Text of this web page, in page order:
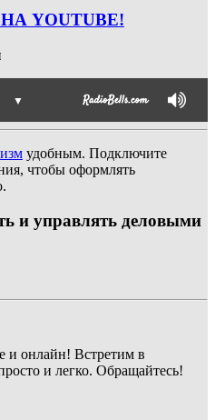
YOUTUBE!
▼
удобным. Подключите
чтобы оформлять
и управлять деловыми
и онлайн! Встретим в
и легко. Обращайтесь!